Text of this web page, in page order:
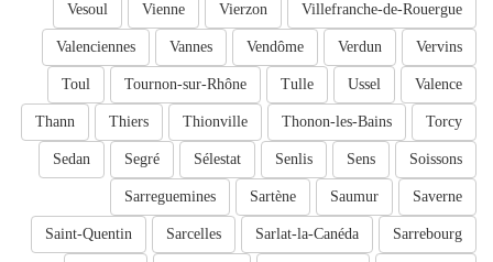
Villefranche-de-Rouergue
Vierzon
Vienne
Vesoul
Vervins
Verdun
Vendôme
Vannes
Valenciennes
Valence
Ussel
Tulle
Tournon-sur-Rhône
Toul
Torcy
Thonon-les-Bains
Thionville
Thiers
Thann
Soissons
Sens
Senlis
Sélestat
Segré
Sedan
Saverne
Saumur
Sartène
Sarreguemines
Sarrebourg
Sarlat-la-Canéda
Sarcelles
Saint-Quentin